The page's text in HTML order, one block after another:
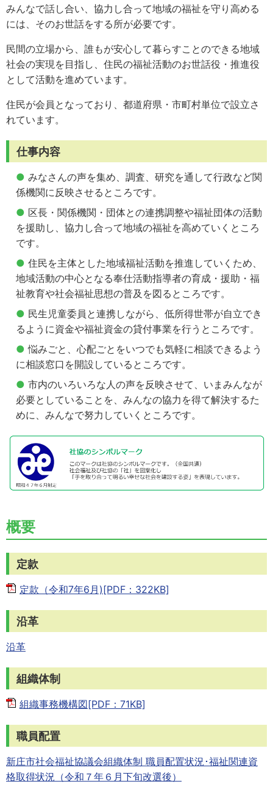
みんなで話し合い、協力し合って地域の福祉を守り高める
には、そのお世話をする所が必要です。
民間の立場から、誰もが安心して暮らすことのできる地域
社会の実現を目指し、住民の福祉活動のお世話役・推進役
として活動を進めています。
住民が会員となっており、都道府県・市町村単位で設立さ
れています。
仕事内容
みなさんの声を集め、調査、研究を通して行政など関
係機関に反映させるところです。
区長・関係機関・団体との連携調整や福祉団体の活動
を援助し、協力し合って地域の福祉を高めていくところ
です。
住民を主体とした地域福祉活動を推進していくため、
地域活動の中心となる奉仕活動指導者の育成・援助・福
祉教育や社会福祉思想の普及を図るところです。
民生児童委員と連携しながら、低所得世帯が自立でき
るように資金や福祉資金の貸付事業を行うところです。
悩みごと、心配ごとをいつでも気軽に相談できるよう
に相談窓口を開設しているところです。
市内のいろいろな人の声を反映させて、いまみんなが
必要としていることを、みんなの協力を得て解決するた
めに、みんなで努力していくところです。
概要
定款
定款（令和7年6月)[PDF：322KB]
沿革
沿革
組織体制
組織事務機構図[PDF：71KB]
職員配置
新庄市社会福祉協議会組織体制 職員配置状況･福祉関連資
格取得状況（令和７年６月下旬改選後）